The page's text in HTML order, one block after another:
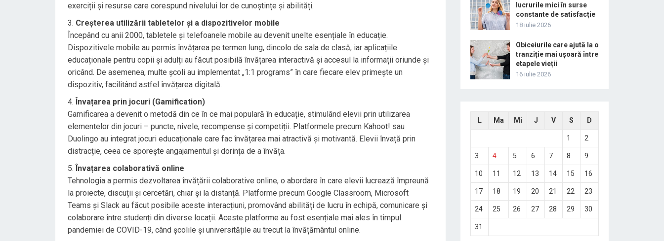
exerciții și resurse care corespund nivelului lor de cunoștințe și abilități.
Creșterea utilizării tabletelor și a dispozitivelor mobile
Începând cu anii 2000, tabletele și telefoanele mobile au devenit unelte esențiale în educație.
Dispozitivele mobile au permis învățarea pe termen lung, dincolo de sala de clasă, iar aplicațiile
educaționale pentru copii și adulți au făcut posibilă învățarea interactivă și accesul la informații oriunde și
oricând. De asemenea, multe școli au implementat „1:1 programs” în care fiecare elev primește un
dispozitiv, facilitând astfel învățarea digitală.
Învațarea prin jocuri (Gamification)
Gamificarea a devenit o metodă din ce în ce mai populară în educație, stimulând elevii prin utilizarea
elementelor din jocuri – puncte, nivele, recompense și competiții. Platformele precum Kahoot! sau
Duolingo au integrat jocuri educaționale care fac învățarea mai atractivă și motivantă. Elevii învață prin
distracție, ceea ce sporește angajamentul și dorința de a învăța.
Învațarea colaborativă online
Tehnologia a permis dezvoltarea învățării colaborative online, o abordare în care elevii lucrează împreună
la proiecte, discuții și cercetări, chiar și la distanță. Platforme precum Google Classroom, Microsoft
Teams și Slack au făcut posibile aceste interacțiuni, promovând abilități de lucru în echipă, comunicare și
colaborare între studenți din diverse locații. Aceste platforme au fost esențiale mai ales în timpul
pandemiei de COVID-19, când școlile și universitățile au trecut la învățământul online.
lucrurile mici în surse
constante de satisfacție
18 iulie 2026
Obiceiurile care ajută la o
tranziție mai ușoară între
etapele vieții
16 iulie 2026
L Ma Mi J V S D
1 2
3 4 5 6 7 8 9
10 11 12 13 14 15 16
17 18 19 20 21 22 23
24 25 26 27 28 29 30
31